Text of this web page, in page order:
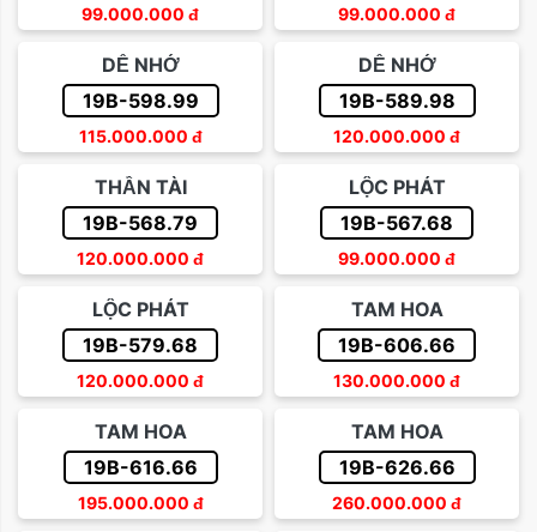
99.000.000 đ 99.000.000 đ
DỄ NHỚ
19B-598.99
115.000.000 đ
DỄ NHỚ
19B-589.98
120.000.000 đ
THẦN TÀI
19B-568.79
120.000.000 đ
LỘC PHÁT
19B-567.68
99.000.000 đ
LỘC PHÁT
19B-579.68
120.000.000 đ
TAM HOA
19B-606.66
130.000.000 đ
TAM HOA
19B-616.66
195.000.000 đ
TAM HOA
19B-626.66
260.000.000 đ